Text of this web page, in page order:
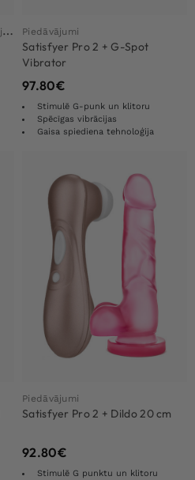
A
pmierinātāja paketes piedāvājums Piedāvājumi
Satisfyer Pro 2 + G-Spot
Vibrator
97.80€
Stimulē G-punk un klitoru
Spēcīgas vibrācijas
Gaisa spiediena tehnoloģija
Piedāvājumi
Satisfyer Pro 2 + Dildo 20 cm
92.80€
Stimulē G punktu un klitoru